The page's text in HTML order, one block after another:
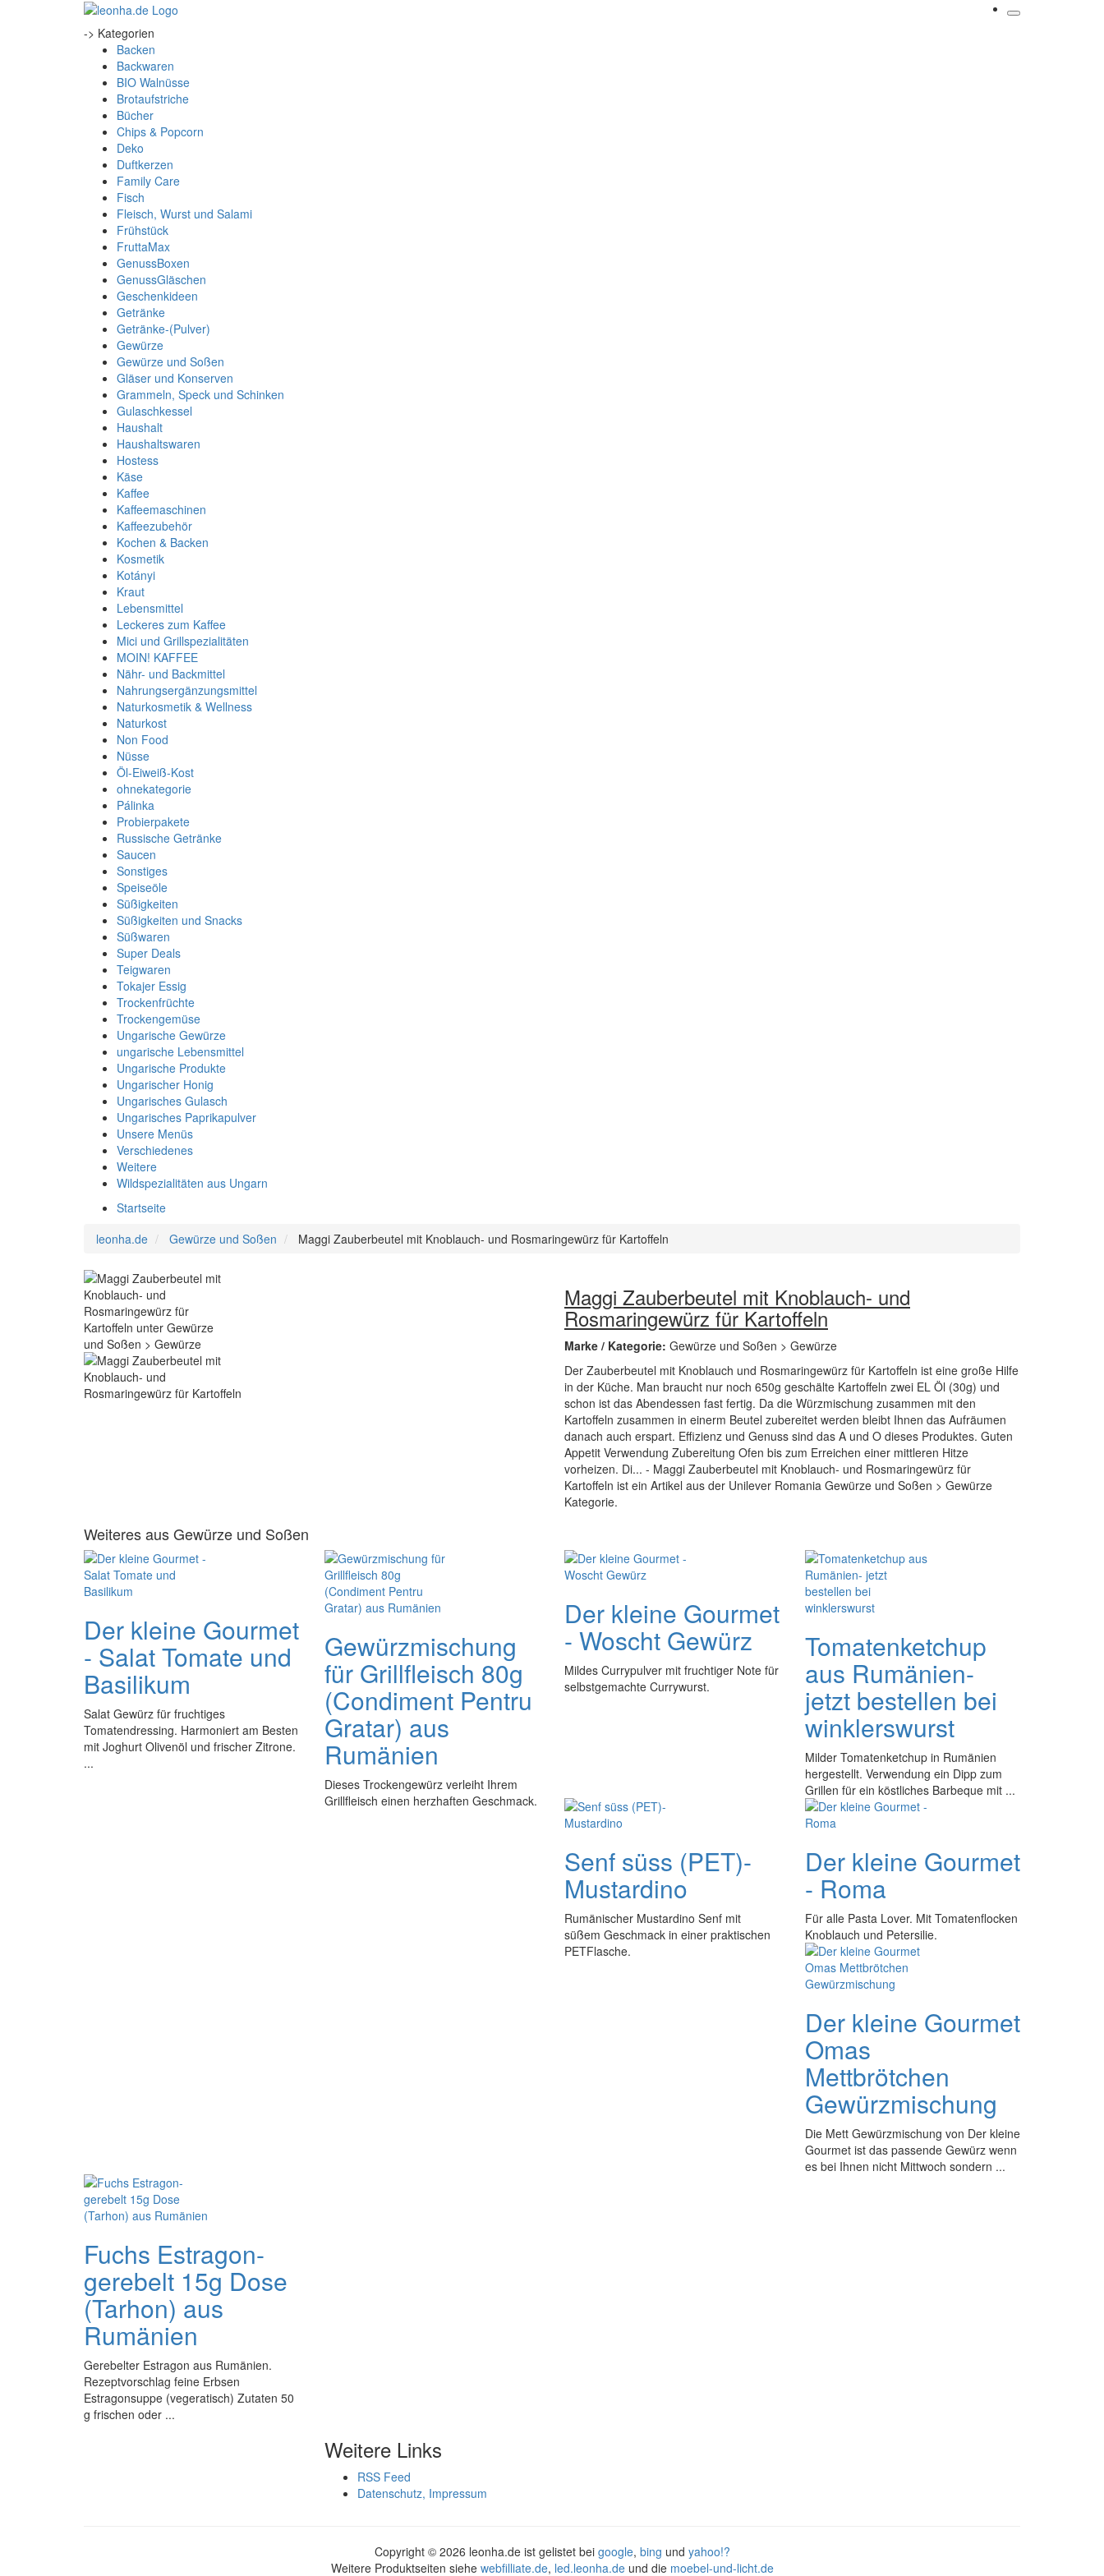
-> Kategorien
Backen
Backwaren
BIO Walnüsse
Brotaufstriche
Bücher
Chips & Popcorn
Deko
Duftkerzen
Family Care
Fisch
Fleisch, Wurst und Salami
Frühstück
FruttaMax
GenussBoxen
GenussGläschen
Geschenkideen
Getränke
Getränke-(Pulver)
Gewürze
Gewürze und Soßen
Gläser und Konserven
Grammeln, Speck und Schinken
Gulaschkessel
Haushalt
Haushaltswaren
Hostess
Käse
Kaffee
Kaffeemaschinen
Kaffeezubehör
Kochen & Backen
Kosmetik
Kotányi
Kraut
Lebensmittel
Leckeres zum Kaffee
Mici und Grillspezialitäten
MOIN! KAFFEE
Nähr- und Backmittel
Nahrungsergänzungsmittel
Naturkosmetik & Wellness
Naturkost
Non Food
Nüsse
Öl-Eiweiß-Kost
ohnekategorie
Pálinka
Probierpakete
Russische Getränke
Saucen
Sonstiges
Speiseöle
Süßigkeiten
Süßigkeiten und Snacks
Süßwaren
Super Deals
Teigwaren
Tokajer Essig
Trockenfrüchte
Trockengemüse
Ungarische Gewürze
ungarische Lebensmittel
Ungarische Produkte
Ungarischer Honig
Ungarisches Gulasch
Ungarisches Paprikapulver
Unsere Menüs
Verschiedenes
Weitere
Wildspezialitäten aus Ungarn
Startseite
leonha.de
Gewürze und Soßen Maggi Zauberbeutel mit Knoblauch- und Rosmaringewürz für Kartoffeln
Maggi Zauberbeutel mit Knoblauch- und
Rosmaringewürz für Kartoffeln
Marke / Kategorie: Gewürze und Soßen > Gewürze
Der Zauberbeutel mit Knoblauch und Rosmaringewürz für Kartoffeln ist eine große Hilfe
in der Küche. Man braucht nur noch 650g geschälte Kartoffeln zwei EL Öl (30g) und
schon ist das Abendessen fast fertig. Da die Würzmischung zusammen mit den
Kartoffeln zusammen in einerm Beutel zubereitet werden bleibt Ihnen das Aufräumen
danach auch erspart. Effizienz und Genuss sind das A und O dieses Produktes. Guten
Appetit Verwendung Zubereitung Ofen bis zum Erreichen einer mittleren Hitze
vorheizen. Di... - Maggi Zauberbeutel mit Knoblauch- und Rosmaringewürz für
Kartoffeln ist ein Artikel aus der Unilever Romania Gewürze und Soßen > Gewürze
Kategorie.
Weiteres aus Gewürze und Soßen
Der kleine Gourmet
- Salat Tomate und
Basilikum
Salat Gewürz für fruchtiges
Tomatendressing. Harmoniert am Besten
mit Joghurt Olivenöl und frischer Zitrone.
...
Gewürzmischung
für Grillfleisch 80g
(Condiment Pentru
Gratar) aus
Rumänien
Dieses Trockengewürz verleiht Ihrem
Grillfleisch einen herzhaften Geschmack.
Der kleine Gourmet
- Woscht Gewürz
Mildes Currypulver mit fruchtiger Note für
selbstgemachte Currywurst.
Tomatenketchup
aus Rumänien-
jetzt bestellen bei
winklerswurst
Milder Tomatenketchup in Rumänien
hergestellt. Verwendung ein Dipp zum
Grillen für ein köstliches Barbeque mit ...
Senf süss (PET)-
Mustardino
Rumänischer Mustardino Senf mit
süßem Geschmack in einer praktischen
PETFlasche.
Der kleine Gourmet
- Roma
Für alle Pasta Lover. Mit Tomatenflocken
Knoblauch und Petersilie.
Der kleine Gourmet
Omas
Mettbrötchen
Gewürzmischung
Die Mett Gewürzmischung von Der kleine
Gourmet ist das passende Gewürz wenn
es bei Ihnen nicht Mittwoch sondern ...
Fuchs Estragon-
gerebelt 15g Dose
(Tarhon) aus
Rumänien
Gerebelter Estragon aus Rumänien.
Rezeptvorschlag feine Erbsen
Estragonsuppe (vegeratisch) Zutaten 50
g frischen oder ...
Weitere Links
RSS Feed
Datenschutz, Impressum
Copyright © 2026 leonha.de ist gelistet bei google, bing und yahoo!?
Weitere Produktseiten siehe webfilliate.de, led.leonha.deund die moebel-und-licht.de